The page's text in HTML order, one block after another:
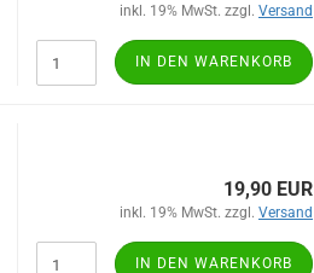
inkl. 19% MwSt. zzgl. Versand
IN DEN WARENKORB
19,90 EUR
inkl. 19% MwSt. zzgl. Versand
IN DEN WARENKORB